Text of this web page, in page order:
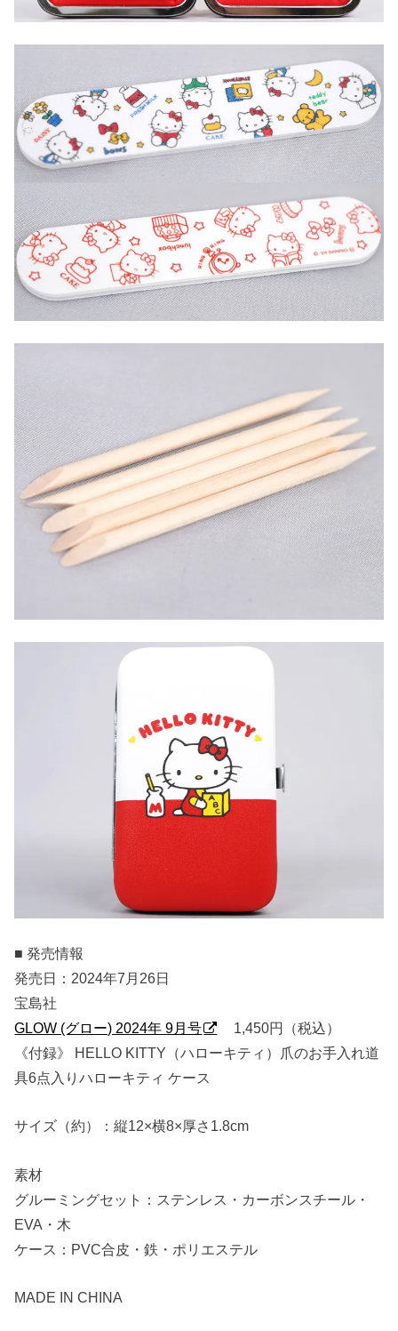
■ 発売情報
発売日：2024年7月26日
宝島社
GLOW (グロー) 2024年 9月号
1,450円（税込）
《付録》 HELLO KITTY（ハローキティ）爪のお手入れ道
具6点入りハローキティ ケース
サイズ（約）：縦12×横8×厚さ1.8cm
素材
グルーミングセット：ステンレス・カーボンスチール・
EVA・木
ケース：PVC合皮・鉄・ポリエステル
MADE IN CHINA